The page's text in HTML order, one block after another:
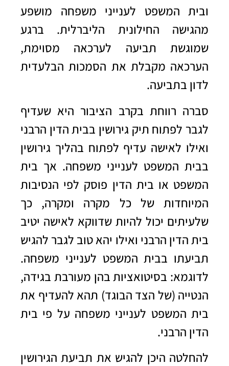
ובית המשפט לענייני משפחה מושפע
מהגישה החילונית הליברלית. ברגע
שמוגשת תביעה לערכאה מסוימת,
הערכאה מקבלת את הסמכות הבלעדית
לדון בתביעה.
סברה רווחת בקרב הציבור היא שעדיף
לגבר לפתוח תיק גירושין בבית הדין הרבני
ואילו לאישה עדיף לפתוח בהליך גירושין
בבית המשפט לענייני משפחה. אך בית
המשפט או בית הדין פוסק לפי הנסיבות
המיוחדות של כל מקרה ומקרה, כך
שלעיתים יכול להיות שדווקא לאישה יטיב
בית הדין הרבני ואילו יהא טוב לגבר להגיש
תביעתו בבית המשפט לענייני משפחה.
לדוגמא: בסיטואציות בהן מעורבת בגידה,
הנטייה (של הצד הבוגד) תהא להעדיף את
בית המשפט לענייני משפחה על פי בית
הדין הרבני.
להחלטה היכן להגיש את תביעת הגירושין